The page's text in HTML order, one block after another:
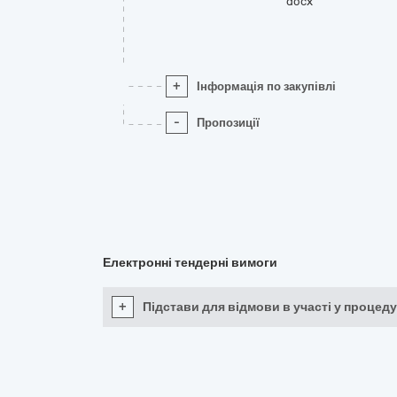
+ Інформація по закупівлі
- Пропозиції
Електронні тендерні вимоги
+ Підстави для відмови в участі у